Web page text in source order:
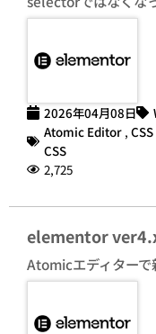
2026年04月08日
Atomic Editor , CSS
CSS
2,725
elementor
Atomicエディターで